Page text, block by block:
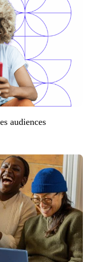
audiences